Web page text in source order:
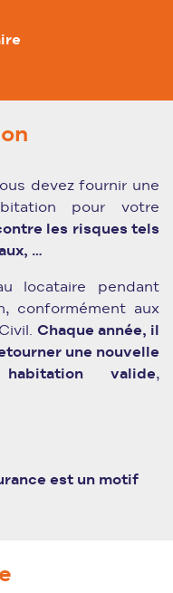
devez fournir une
pour votre
les risques tels
…
locataire pendant
conformément aux
Chaque année, il
une nouvelle
valide,
est un motif